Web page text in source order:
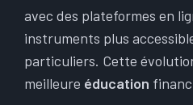
avec des plateformes en
instruments plus
particuliers. Cette
meilleure éducation